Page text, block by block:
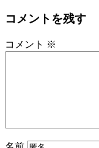
コメントを残す
コメント ※